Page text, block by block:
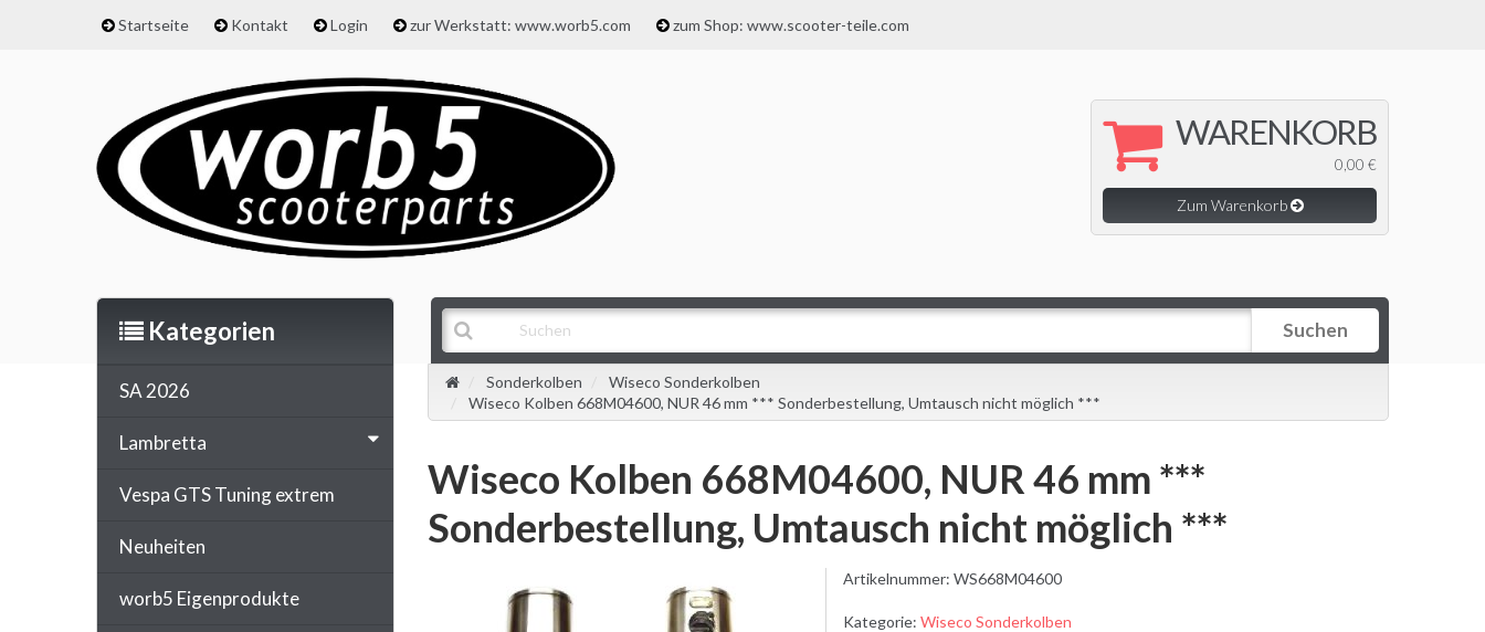
Startseite Kontakt Login zur Werkstatt: www.worb5.com zum Shop: www.scooter-teile.com
WARENKORB
0,00 €
Zum Warenkorb
Suchen
Sonderkolben
Wiseco Sonderkolben
Wiseco Kolben 668M04600, NUR 46 mm *** Sonderbestellung, Umtausch nicht möglich ***
Wiseco Kolben 668M04600, NUR 46 mm ***
Sonderbestellung, Umtausch nicht möglich ***
Artikelnummer: WS668M04600
Kategorie: Wiseco Sonderkolben
Kategorien
SA 2026
Lambretta
Vespa GTS Tuning extrem
Neuheiten
worb5 Eigenprodukte